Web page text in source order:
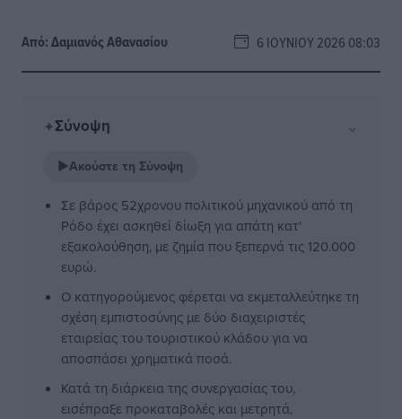
Από:Δαμιανός Αθανασίου 6 ΙΟΥΝΊΟΥ 2026 08:03
✦Σύνοψη ⌄
▶Ακούστε τη Σύνοψη
Σε βάρος 52χρονου πολιτικού μηχανικού από τη
Ρόδο έχει ασκηθεί δίωξη για απάτη κατ'
εξακολούθηση, με ζημία που ξεπερνά τις 120.000
ευρώ.
Ο κατηγορούμενος φέρεται να εκμεταλλεύτηκε τη
σχέση εμπιστοσύνης με δύο διαχειριστές
εταιρείας του τουριστικού κλάδου για να
αποσπάσει χρηματικά ποσά.
Κατά τη διάρκεια της συνεργασίας του,
εισέπραξε προκαταβολές και μετρητά,